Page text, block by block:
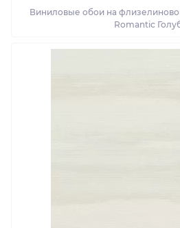
Виниловые обои на
Romantic